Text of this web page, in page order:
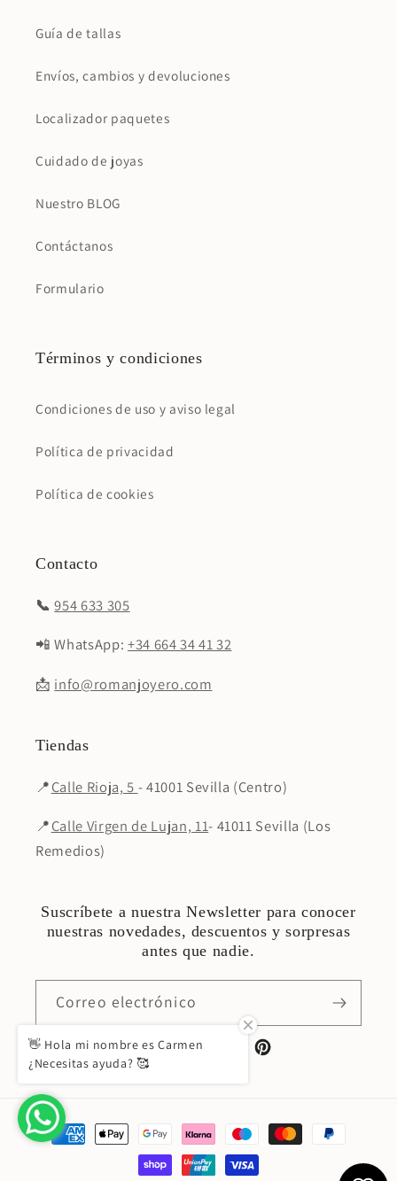
Guía de tallas
Envíos, cambios y devoluciones
Localizador paquetes
Cuidado de joyas
Nuestro BLOG
Contáctanos
Formulario
Términos y condiciones
Condiciones de uso y aviso legal
Política de privacidad
Política de cookies
Contacto
📞954 633 305
📲 WhatsApp: +34 664 34 41 32
📩 info@romanjoyero.com
Tiendas
📍Calle Rioja, 5 - 41001 Sevilla (Centro)
📍Calle Virgen de Lujan, 11- 41011 Sevilla (Los
Remedios)
Suscríbete a nuestra Newsletter para conocer
nuestras novedades, descuentos y sorpresas
antes que nadie.
Correo electrónico
Facebook Pinterest
Formas
de
👋 Hola mi nombre es Carmen
¿Necesitas ayuda? 🥰